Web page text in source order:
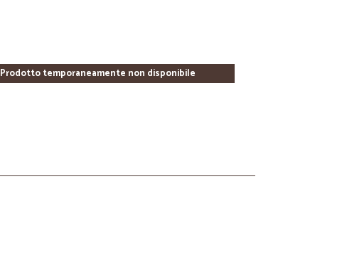
Prodotto temporaneamente non disponibile